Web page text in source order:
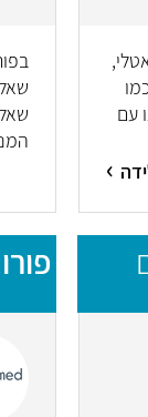
עם